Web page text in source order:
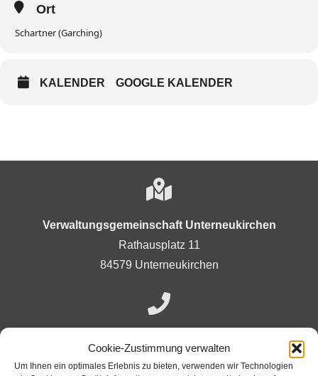
Cookie-Zustimmung verwalten
Um Ihnen ein optimales Erlebnis zu bieten, verwenden wir Technologien
Ort
Schartner (Garching)
KALENDER GOOGLE KALENDER
Verwaltungsgemeinschaft Unterneukirchen
Rathausplatz 11
84579 Unterneukirchen